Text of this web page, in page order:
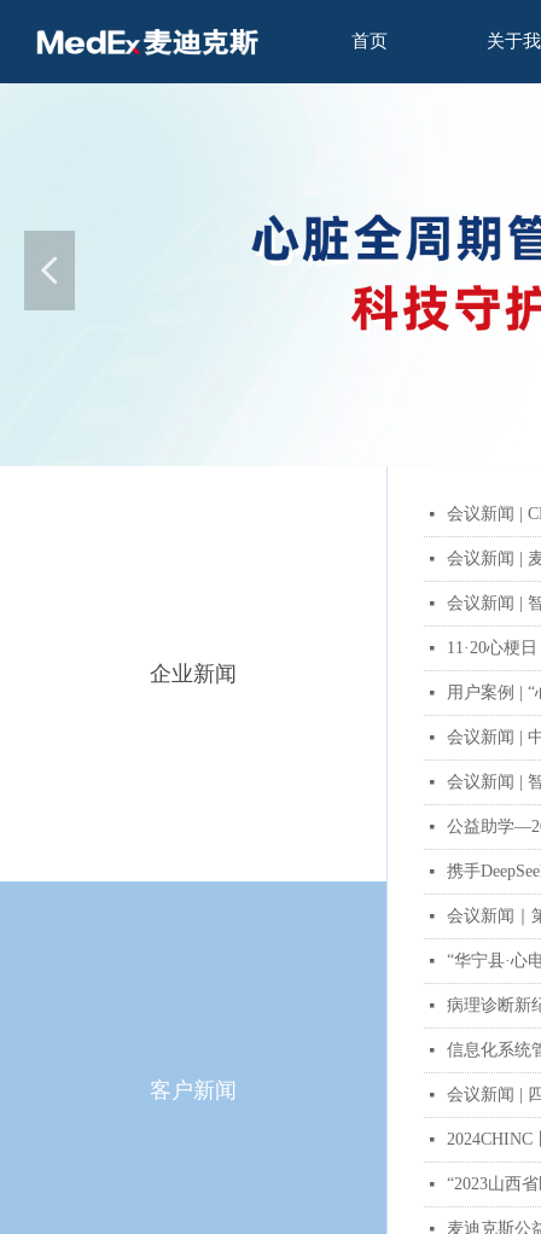
首页 关于
넷 会议新闻 |
넷 会议新闻 |
넷 会议新闻 |
넷 11·20心梗
넷 用户案例 |
넷 会议新闻 |
넷 会议新闻 |
넷 公益助学
넷 携手
넷 会议新闻｜
넷 “华宁县·心
넷 病理诊断新
넷 信息化系统
넷 会议新闻 |
넷 2024CHINC
넷 “2023山西
넷 麦迪克斯公
企业新闻
客户新闻
넳